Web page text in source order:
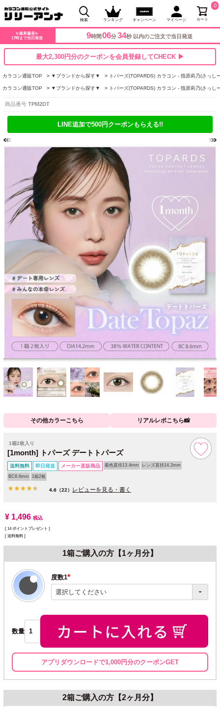
検索 ランキング キャンペーン マイページ カート
0
✨業界最長✨
17時まで当日発送
9時間 06分33秒 以内のご注文で当日発送
最大2,300円分のクーポンを会員登録してCHECK ▶
カラコン通販TOP ▼ブランドから探す▼ トパーズ(TOPARDS) カラコン - 指原莉乃(さっし
カラコン通販TOP ▼ブランドから探す▼ トパーズ(TOPARDS) カラコン - 指原莉乃(さっし
商品番号 TPM2DT
LINE追加で500円クーポンもらえる!!
その他カラーこちら リアルレポこちら📸
1箱2枚入り
[1month] トパーズ デートトパーズ
送料無料 即日発送 メーカー直販商品 着色直径13.4mm レンズ直径14.2mm
BC8.6mm 1箱2枚
4.6 （22） レビューを見る・書く
¥ 1,496 税込
[ 14 ポイントプレゼント ]
送料無料
1箱ご購入の方【1ヶ月分】
度数1
(必
須)
数量
アプリダウンロードで1,000円分のクーポンGET
2箱ご購入の方【2ヶ月分】